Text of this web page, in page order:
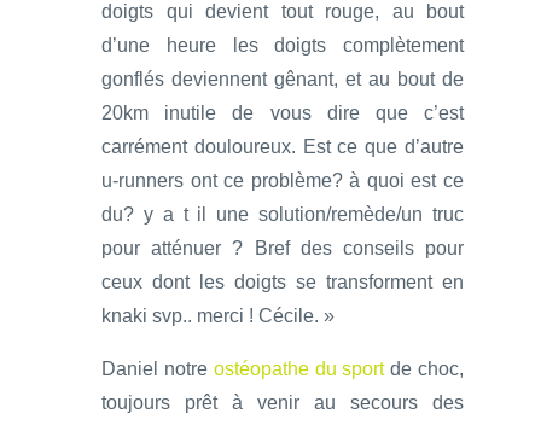
doigts qui devient tout rouge, au bout
d’une heure les doigts complètement
gonflés deviennent gênant, et au bout de
20km inutile de vous dire que c’est
carrément douloureux. Est ce que d’autre
u-runners ont ce problème? à quoi est ce
du? y a t il une solution/remède/un truc
pour atténuer ? Bref des conseils pour
ceux dont les doigts se transforment en
knaki svp.. merci ! Cécile. »
Daniel notre ostéopathe du sportde choc,
toujours prêt à venir au secours des